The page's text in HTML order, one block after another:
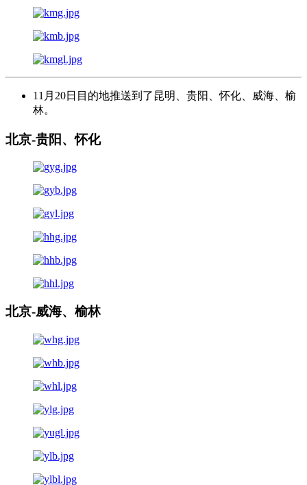
11月20日目的地推送到了昆明、贵阳、怀化、威海、榆
林。
北京-贵阳、怀化
北京-威海、榆林